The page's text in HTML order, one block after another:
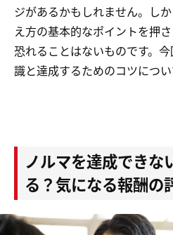
ジがあるかもしれません。し
え方の基本的なポイントを押
恐れることはないものです。
識と達成するためのコツについ
ノルマを達成できな
る？気になる報酬の